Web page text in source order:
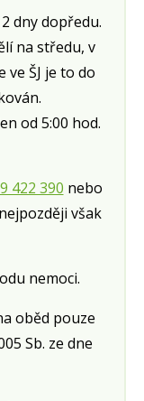
dny dopředu.
na středu, v
ŠJ je to do
od 5:00 hod.
422 390 nebo
však
nemoci.
oběd pouze
Sb. ze dne